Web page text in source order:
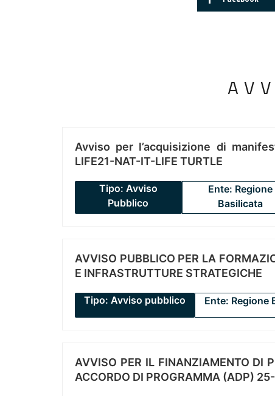
Avviso per l’acquisizione di
LIFE21-NAT-IT-LIFE TURTLE
Tipo: Avviso
Pubblico
Ente: Regione
Basilicata
AVVISO PUBBLICO PER LA
E INFRASTRUTTURE STRATEGICHE
Tipo: Avviso pubblico Ente: Regione
AVVISO PER IL FINANZIAMENTO DI
ACCORDO DI PROGRAMMA (ADP)